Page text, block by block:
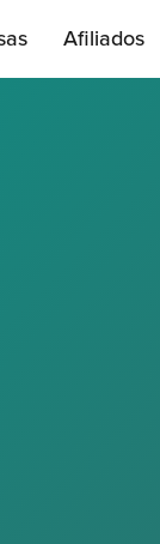
Afiliados